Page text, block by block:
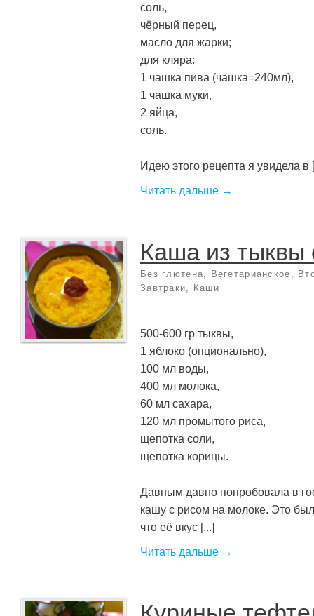
соль,
чёрный перец,
масло для жарки;
для кляра:
1 чашка пива (чашка=240мл),
1 чашка муки,
2 яйца,
соль.
Идею этого рецепта я увидела в
Читать дальше →
Каша из тыквы
Без глютена Вегетарианское
Завтраки
Каши
500-600 гр тыквы,
1 яблоко (опционально),
100 мл воды,
400 мл молока,
60 мл сахара,
120 мл промытого риса,
щепотка соли,
щепотка корицы.
Давным давно попробовала в
кашу с рисом на молоке. Это
что её вкус [...]
Читать дальше →